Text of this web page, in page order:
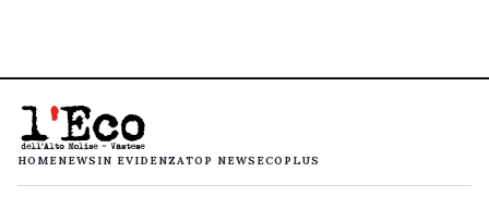
HOMENEWS IN EVIDENZATOP NEWS ECOPLUS